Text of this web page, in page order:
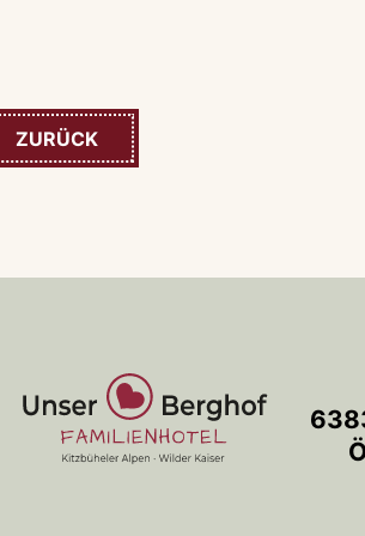
ZURÜCK